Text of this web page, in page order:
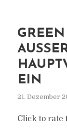
IN
21. Dezember
Click to rate